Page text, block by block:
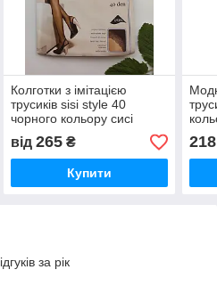
Колготки з імітацією
трусиків sisi style 40
чорного кольору сисі
від 265₴
Купити
218
за рік